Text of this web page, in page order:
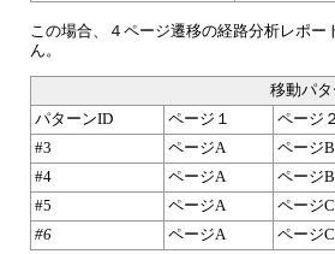
この場合、４ページ遷移の経路分析レポ
ん。
移動パタ
パターンID
ページ１ ページ２
#3
ページA ページB
#4
ページA ページB
#5
ページA ページC
#6
ページA ページC